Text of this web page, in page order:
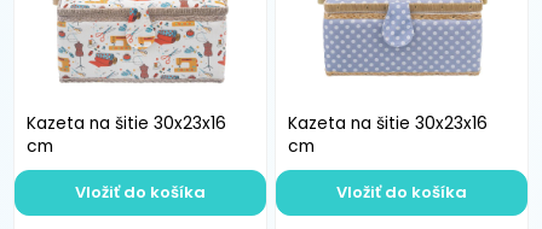
Kazeta na šitie 30x23x16
cm
Vložiť do košíka
Kazeta na šitie 30x23x16
cm
Vložiť do košíka